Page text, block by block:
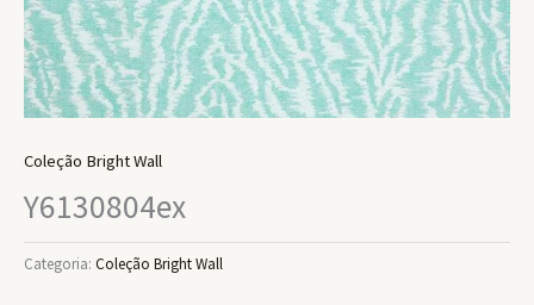
Coleção Bright Wall
Y6130804ex
Categoria: Coleção Bright Wall